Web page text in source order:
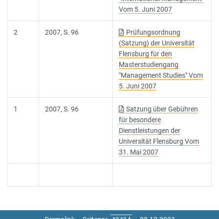
Vom 5. Juni 2007
2 2007, S. 96
Prüfungsordnung
(Satzung) der Universität
Flensburg für den
Masterstudiengang
"Management Studies" Vom
5. Juni 2007
1 2007, S. 96
Satzung über Gebühren
für besondere
Dienstleistungen der
Universität Flensburg Vom
31. Mai 2007